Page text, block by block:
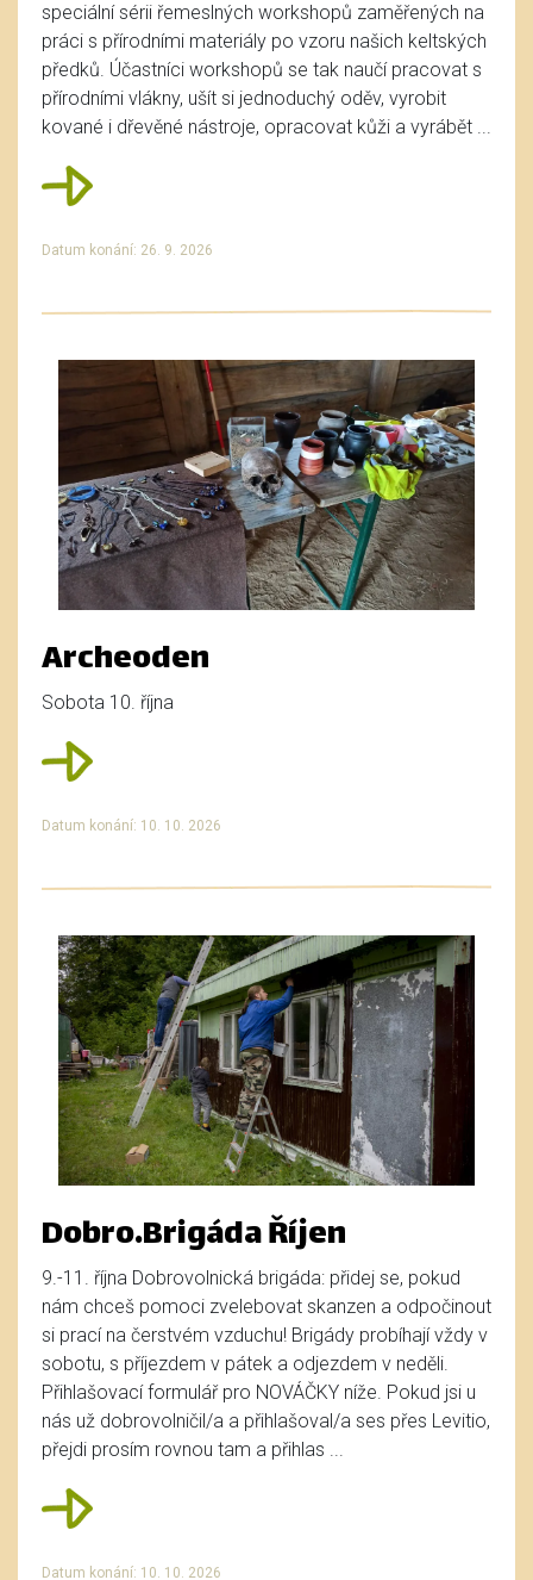
speciální sérii řemeslných workshopů zaměřených na
práci s přírodními materiály po vzoru našich keltských
předků. Účastníci workshopů se tak naučí pracovat s
přírodními vlákny, ušít si jednoduchý oděv, vyrobit
kované i dřevěné nástroje, opracovat kůži a vyrábět ...
Datum konání: 26. 9. 2026
Archeoden
Sobota 10. října
Datum konání: 10. 10. 2026
Dobro.Brigáda Říjen
9.-11. října Dobrovolnická brigáda: přidej se, pokud
nám chceš pomoci zvelebovat skanzen a odpočinout
si prací na čerstvém vzduchu! Brigády probíhají vždy v
sobotu, s příjezdem v pátek a odjezdem v neděli.
Přihlašovací formulář pro NOVÁČKY níže. Pokud jsi u
nás už dobrovolničil/a a přihlašoval/a ses přes Levitio,
přejdi prosím rovnou tam a přihlas ...
Datum konání: 10. 10. 2026